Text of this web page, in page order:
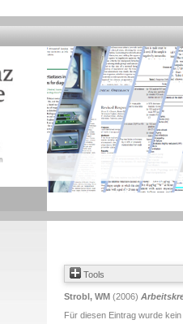
Tools
Strobl, WM (2006)
Für diesen Eintrag wurde